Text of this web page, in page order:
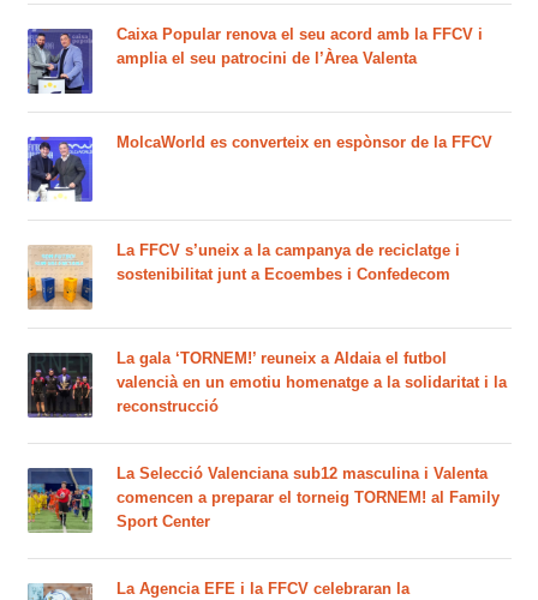
Caixa Popular renova el seu acord amb la FFCV i
amplia el seu patrocini de l’Àrea Valenta
MolcaWorld es converteix en espònsor de la FFCV
La FFCV s’uneix a la campanya de reciclatge i
sostenibilitat junt a Ecoembes i Confedecom
La gala ‘TORNEM!’ reuneix a Aldaia el futbol
valencià en un emotiu homenatge a la solidaritat i la
reconstrucció
La Selecció Valenciana sub12 masculina i Valenta
comencen a preparar el torneig TORNEM! al Family
Sport Center
La Agencia EFE i la FFCV celebraran la